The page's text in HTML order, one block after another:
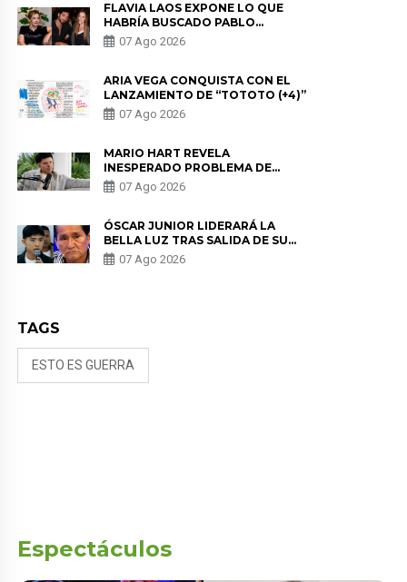
FLAVIA LAOS EXPONE LO QUE
HABRÍA BUSCADO PABLO
HEREDIA CON ALE FULLER: “UNA
DE LAS PARTES QUERÍA EL
07 Ago 2026
ARIA VEGA CONQUISTA CON EL
LANZAMIENTO DE “TOTOTO (+4)”
07 Ago 2026
MARIO HART REVELA
INESPERADO PROBLEMA DE
SALUD ANTES DE SEPARARSE DE
KORINA: “ME ENCONTRARON UN
07 Ago 2026
ÓSCAR JUNIOR LIDERARÁ LA
BELLA LUZ TRAS SALIDA DE SU
PADRE POR POLÉMICA CON
NALDY SALDAÑA
07 Ago 2026
TAGS
ESTO ES GUERRA
Espectáculos